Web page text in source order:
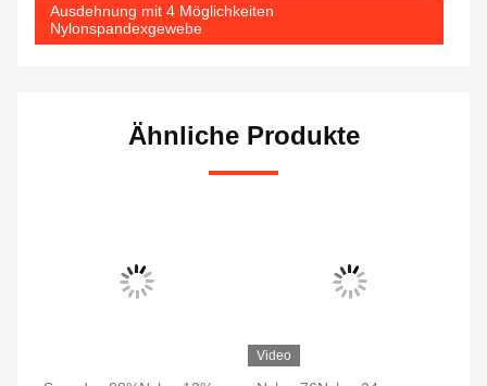
Ausdehnung mit 4 Möglichkeiten
Nylonspandexgewebe
Ähnliche Produkte
Video